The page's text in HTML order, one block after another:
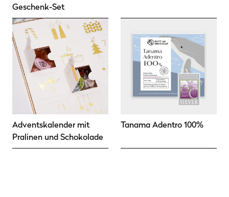
Geschenk-Set
Adventskalender mit
Pralinen und Schokolade
Tanama Adentro 100%